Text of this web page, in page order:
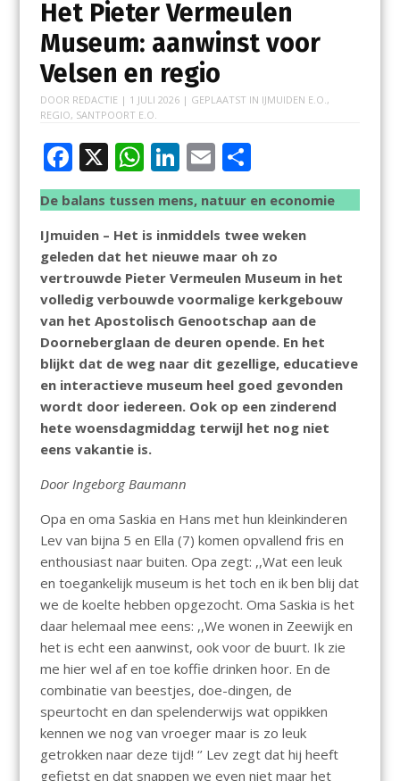
Het Pieter Vermeulen
Museum: aanwinst voor
Velsen en regio
DOOR REDACTIE | 1 JULI 2026| GEPLAATST IN IJMUIDEN E.O. ,
REGIO, SANTPOORT E.O.
F
ac
e
b
o
o
k
X W
h
at
s
A
p
p
Li
n
k
e
dI
n
E
m
ai
l
D
el
e
n
De balans tussen mens, natuur en economie
IJmuiden – Het is inmiddels twee weken
geleden dat het nieuwe maar oh zo
vertrouwde Pieter Vermeulen Museum in het
volledig verbouwde voormalige kerkgebouw
van het Apostolisch Genootschap aan de
Doorneberglaan de deuren opende. En het
blijkt dat de weg naar dit gezellige, educatieve
en interactieve museum heel goed gevonden
wordt door iedereen. Ook op een zinderend
hete woensdagmiddag terwijl het nog niet
eens vakantie is.
Door Ingeborg Baumann
Opa en oma Saskia en Hans met hun kleinkinderen
Lev van bijna 5 en Ella (7) komen opvallend fris en
enthousiast naar buiten. Opa zegt: ,,Wat een leuk
en toegankelijk museum is het toch en ik ben blij dat
we de koelte hebben opgezocht. Oma Saskia is het
daar helemaal mee eens: ,,We wonen in Zeewijk en
het is echt een aanwinst, ook voor de buurt. Ik zie
me hier wel af en toe koffie drinken hoor. En de
combinatie van beestjes, doe-dingen, de
speurtocht en dan spelenderwijs wat oppikken
kennen we nog van vroeger maar is zo leuk
getrokken naar deze tijd! ‘’ Lev zegt dat hij heeft
gefietst en dat snappen we even niet maar het